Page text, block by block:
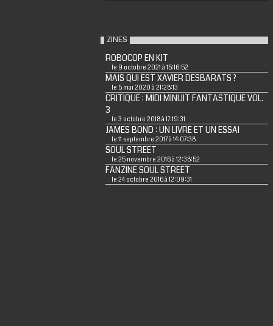
ZINES
ROBOCOP EN KIT
le 9 octobre 2021 à 15:16:52
MAIS QUI EST XAVIER DESBARATS ?
le 5 mai 2020 à 21:28:13
CRITIQUE : MIDI MINUIT FANTASTIQUE VOL.
3
le 3 octobre 2018 à 17:19:31
JAMES BOND : UN LIVRE ET UN ESSAI
le 11 septembre 2017 à 14:07:38
SOUL STREET
le 25 novembre 2016 à 12:38:52
FANZINE SOUL STREET
le 24 octobre 2016 à 12:09:31